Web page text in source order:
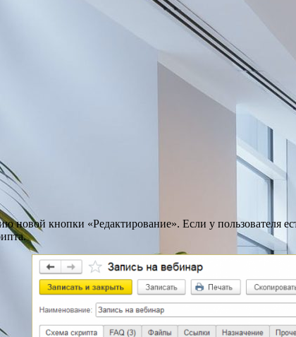
новой кнопки «Редактирование». Если у пользователя